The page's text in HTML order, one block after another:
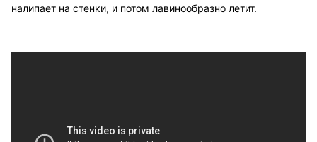
налипает на стенки, и потом лавинообразно летит.